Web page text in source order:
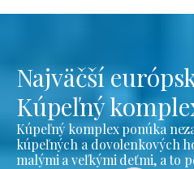
Najväčší
Kúpeľný
Kúpeľný komplex ponúka
kúpeľných a dovolenkových
malými a veľkými deťmi, a to